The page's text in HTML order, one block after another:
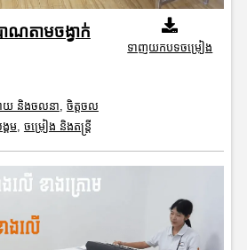
ាណតាមចង្វាក់
ាយ និងចលនា, ចិត្តចល
គម, ចម្រៀង និងតន្ត្រី
ទាញយកបទចម្រៀង